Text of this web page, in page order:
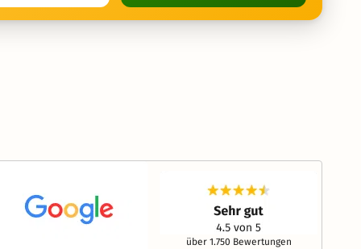
über 1.750 Bewertungen